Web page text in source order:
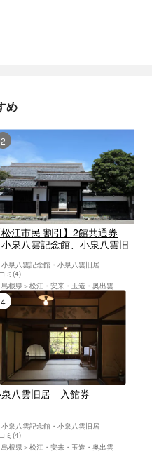
め
2位
松江市民 割引】2館共通券
小泉八雲記念館、小泉八雲旧
小泉八雲記念館・小泉八雲旧居
ミ(4)
島根県
松江・安来・玉造・奥出雲
4位
八雲旧居 入館券
小泉八雲記念館・小泉八雲旧居
ミ(4)
島根県
松江・安来・玉造・奥出雲